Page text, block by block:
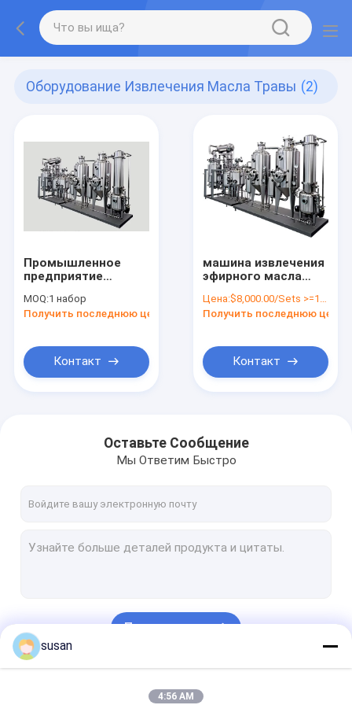
Оборудование Извлечения Масла Травы (2)
Промышленное
предприятие
извлечения масла
травы SUS304 475L
MOQ:1 набор
Получить последнюю цену
Контакт
машина извлечения
эфирного масла
извлечения масла
травы 65L
Цена:$8,000.00/Sets >=1 Sets
Получить последнюю цену
Контакт
Оставьте Сообщение
Мы Ответим Быстро
Продолжать
susan
4:56 AM